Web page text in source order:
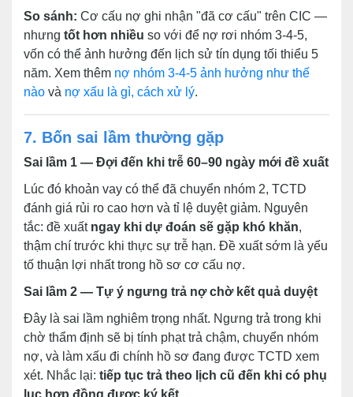
So sánh: Cơ cấu nợ ghi nhận "đã cơ cấu" trên CIC —
nhưng tốt hơn nhiều so với để nợ rơi nhóm 3-4-5,
vốn có thể ảnh hưởng đến lịch sử tín dụng tối thiểu 5
năm. Xem thêm nợ nhóm 3-4-5 ảnh hưởng như thế
nào và nợ xấu là gì, cách xử lý.
7. Bốn sai lầm thường gặp
Sai lầm 1 — Đợi đến khi trễ 60–90 ngày mới đề xuất
Lúc đó khoản vay có thể đã chuyển nhóm 2, TCTD
đánh giá rủi ro cao hơn và tỉ lệ duyệt giảm. Nguyên
tắc: đề xuất ngay khi dự đoán sẽ gặp khó khăn,
thậm chí trước khi thực sự trễ hạn. Đề xuất sớm là yếu
tố thuận lợi nhất trong hồ sơ cơ cấu nợ.
Sai lầm 2 — Tự ý ngưng trả nợ chờ kết quả duyệt
Đây là sai lầm nghiêm trọng nhất. Ngưng trả trong khi
chờ thẩm định sẽ bị tính phạt trả chậm, chuyển nhóm
nợ, và làm xấu đi chính hồ sơ đang được TCTD xem
xét. Nhắc lại: tiếp tục trả theo lịch cũ đến khi có phụ
lục hợp đồng được ký kết.